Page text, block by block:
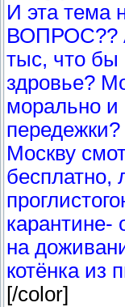
И эта тема
ВОПРОС?? А
тыс, что бы
здровье?
морально и
Москву
бесплатно,
карантине-
на
котёнка из
[/color]